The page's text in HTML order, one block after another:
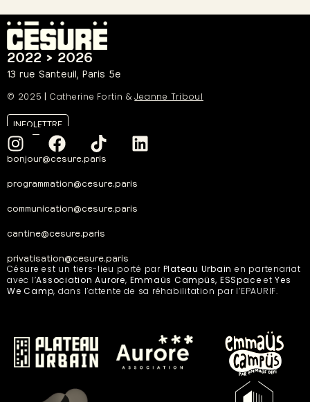
2022 > 2026
13 rue Santeuil, Paris 5e
© 2025 | Catherine Fortin &Jeanne Triboul
INFOLETTRE
bonjour@cesure.paris
programmation@cesure.paris
communication@cesure.paris
cantine@cesure.paris
privatisation@cesure.paris
Césure est un tiers-lieu porté par Plateau Urbain en partenariat
avec l’Association Aurore, Emmaüs Campüs, ESSpaceetYes
We Camp, dans l’attente de sa réhabilitation par l’EPAURIF.